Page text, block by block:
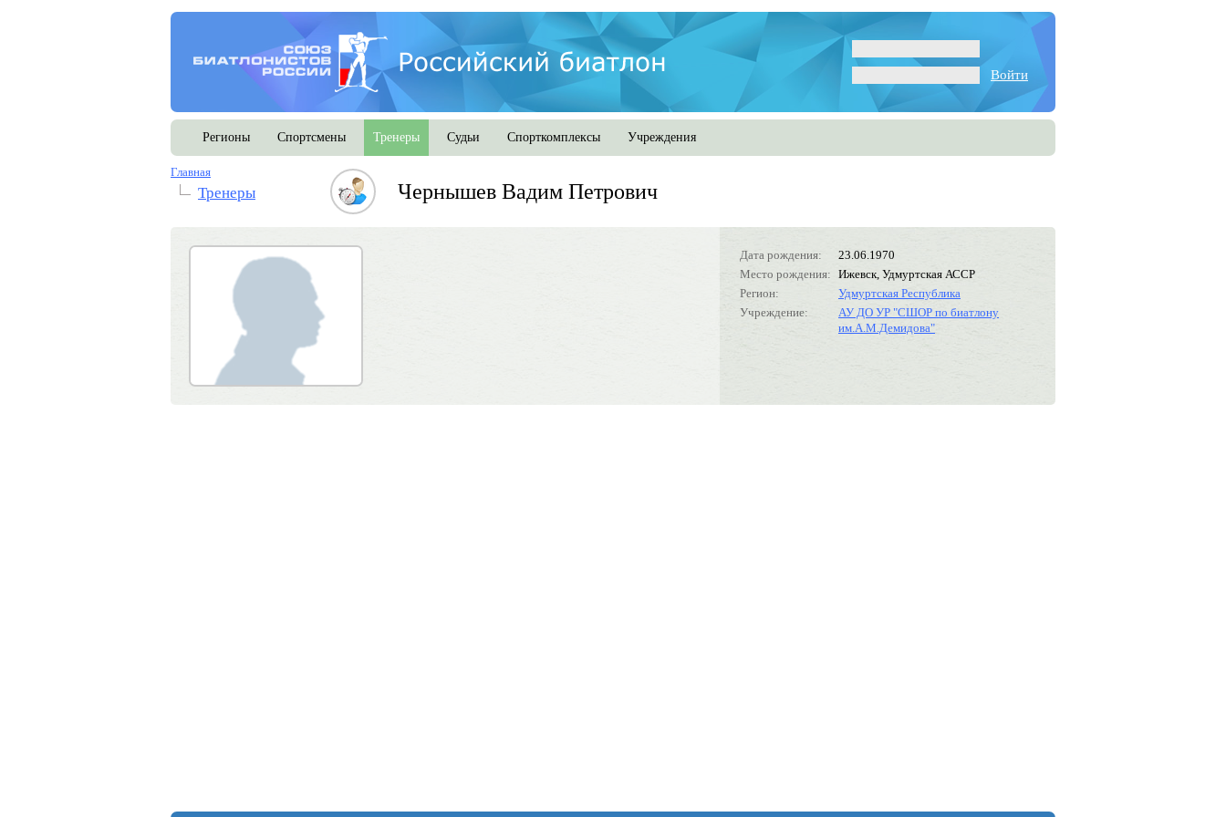
Войти
Регионы Спортсмены Тренеры Судьи Спорткомплексы Учреждения
Главная
Тренеры Чернышев Вадим Петрович
Дата рождения:
23.06.1970
Место рождения: Ижевск, Удмуртская АССР
Регион:
Удмуртская Республика
Учреждение:
АУ ДО УР "СШОР по биатлону
им.А.М.Демидова"